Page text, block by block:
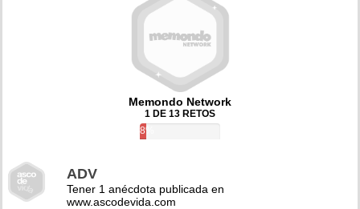
Memondo Network
1 DE 13 RETOS
8%
ADV
Tener 1 anécdota publicada en
www.ascodevida.com